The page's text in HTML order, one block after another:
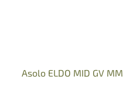
Asolo ELDO MID GV MM